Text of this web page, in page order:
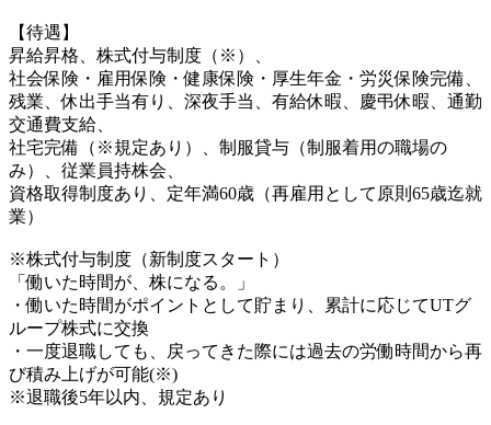
【待遇】
昇給昇格、株式付与制度（※）、
社会保険・雇用保険・健康保険・厚生年金・労災保険完備、
残業、休出手当有り、深夜手当、有給休暇、慶弔休暇、通勤
交通費支給、
社宅完備（※規定あり）、制服貸与（制服着用の職場の
み）、従業員持株会、
資格取得制度あり、定年満60歳（再雇用として原則65歳迄就
業）
※株式付与制度（新制度スタート）
「働いた時間が、株になる。」
・働いた時間がポイントとして貯まり、累計に応じてUTグ
ループ株式に交換
・一度退職しても、戻ってきた際には過去の労働時間から再
び積み上げが可能(※)
※退職後5年以内、規定あり